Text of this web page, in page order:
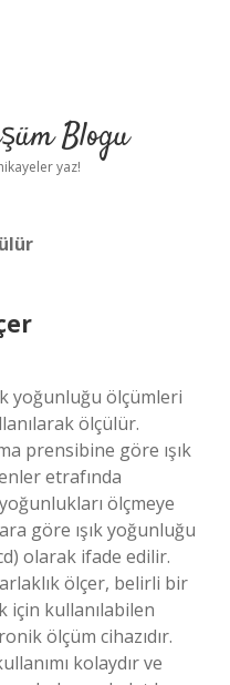
Blogu
yaz!
yoğunluğu ölçümleri
ölçülür.
prensibine göre ışık
etrafında
ölçmeye
göre ışık yoğunluğu
olarak ifade edilir.
ölçer, belirli bir
için kullanılabilen
ölçüm cihazıdır.
kolaydır ve